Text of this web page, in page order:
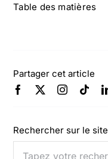
Table des matières
Partager cet article
Rechercher sur le site
Rechercher: